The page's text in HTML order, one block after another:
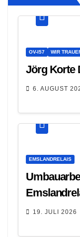
OV-I57 WIR
Jörg Korte
6. AUGUST
EMSLANDRELAIS
19. JULI 2026